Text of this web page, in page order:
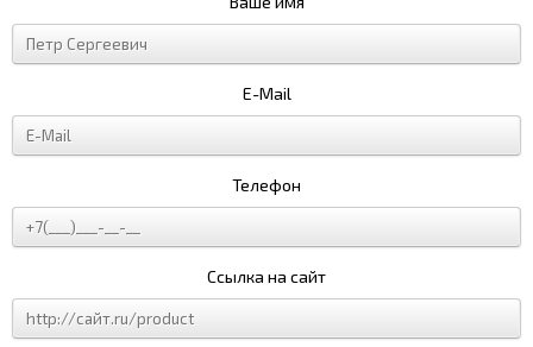
E-Mail
Телефон
Ссылка на сайт